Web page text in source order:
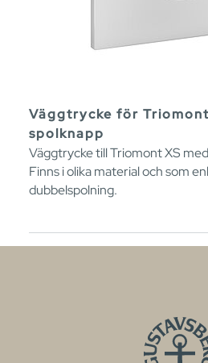
Väggtrycke för
spolknapp
Väggtrycke till Triomont XS
Finns i olika material och som
dubbelspolning.